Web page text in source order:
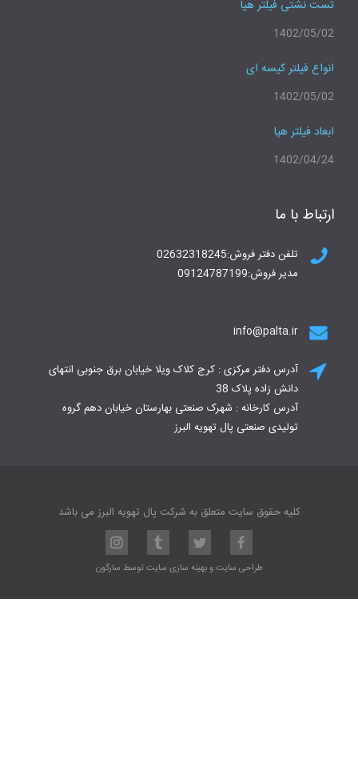
تست نشتی فیلتر هپا
1402/05/02
انواع فیلتر کیسه ای
1402/05/02
ابعاد فیلتر هپا
1402/04/24
ارتباط با ما
تلفن دفتر فروش:02632318245
مدیر فروش:09124787199
info@palta.ir
آدرس دفتر مرکزی : کرج کلاک ویلا خیابان برق جنوبی انتهای
دانش زاده پلاک 38
آدرس کارخانه : شهرک صنعتی بهارستان خیابان دهم گروه
تولیدی صنعتی پال تهویه البرز
کلیه حقوق سایت متعلق به شرکت پال تهویه البرز می باشد
طراحی سایتوبهینه سازی سایتتوسط سارگون